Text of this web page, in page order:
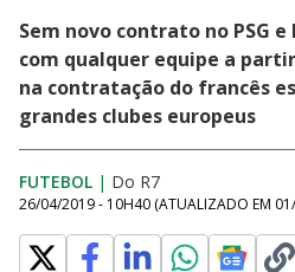
Sem novo contrato no PSG
com qualquer equipe a
na contratação do francês
grandes clubes europeus
FUTEBOL | Do R7
26/04/2019 - 10H40 (ATUALIZADO EM